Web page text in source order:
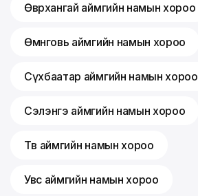
Өвөрхангай аймгийн намын хороо
Өмнөговь аймгийн намын хороо
Сүхбаатар аймгийн намын хороо
Сэлэнгэ аймгийн намын хороо
Төв аймгийн намын хороо
Увс аймгийн намын хороо